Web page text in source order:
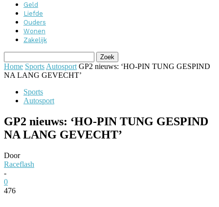
Geld
Liefde
Ouders
Wonen
Zakelijk
Home Sports Autosport GP2 nieuws: ‘HO-PIN TUNG GESPIND
NA LANG GEVECHT’
Sports
Autosport
GP2 nieuws: ‘HO-PIN TUNG GESPIND
NA LANG GEVECHT’
Door
Raceflash
-
0
476